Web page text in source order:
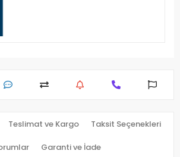
Teslimat ve Kargo Taksit Seçenekleri
Garanti ve İade